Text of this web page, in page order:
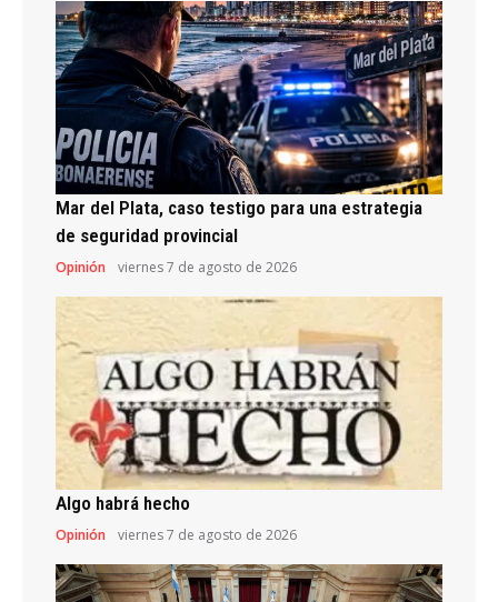
Mar del Plata, caso testigo para una estrategia
de seguridad provincial
Opinión viernes 7 de agosto de 2026
Algo habrá hecho
Opinión viernes 7 de agosto de 2026